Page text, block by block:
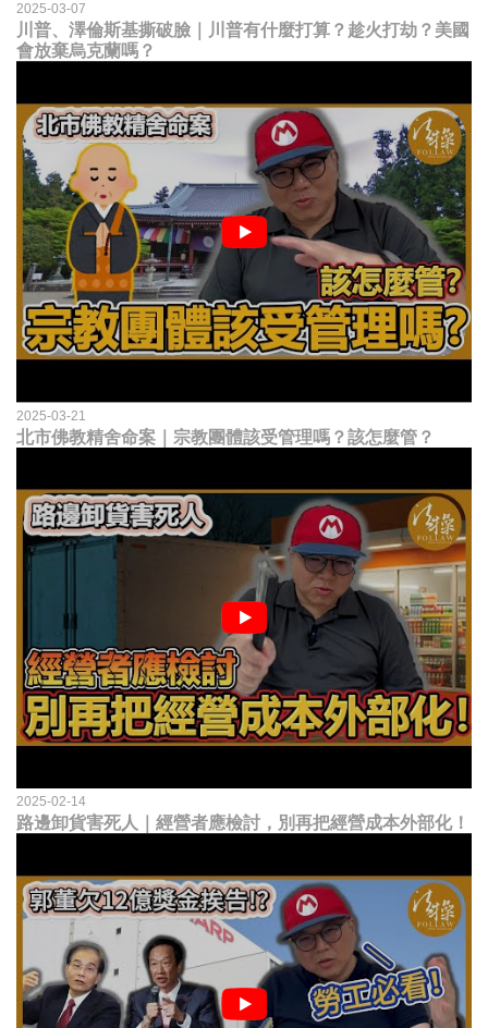
2025-03-07
川普、澤倫斯基撕破臉｜川普有什麼打算？趁火打劫？美國
會放棄烏克蘭嗎？
2025-03-21
北市佛教精舍命案｜宗教團體該受管理嗎？該怎麼管？
2025-02-14
路邊卸貨害死人｜經營者應檢討，別再把經營成本外部化！